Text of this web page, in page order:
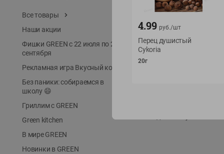
Все товары
Наши акции
Фишки GREEN с 22 июля по 22
сентября
Рекламная игра Вкусный код
Без паники: собираемся в
школу 😄
Гриллим с GREEN
Green kitchen
В мире GREEN
Новинки в GREEN
Местное известное
ЭКОлиния
Prime Steak
4.99 руб./шт
Перец душистый
Cykoria
20г